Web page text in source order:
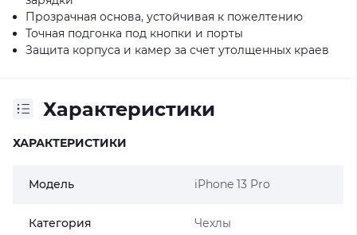
Прозрачная основа, устойчивая к пожелтению
Точная подгонка под кнопки и порты
Защита корпуса и камер за счет утолщенных краев
Характеристики
ХАРАКТЕРИСТИКИ
Модель iPhone 13 Pro
Категория Чехлы